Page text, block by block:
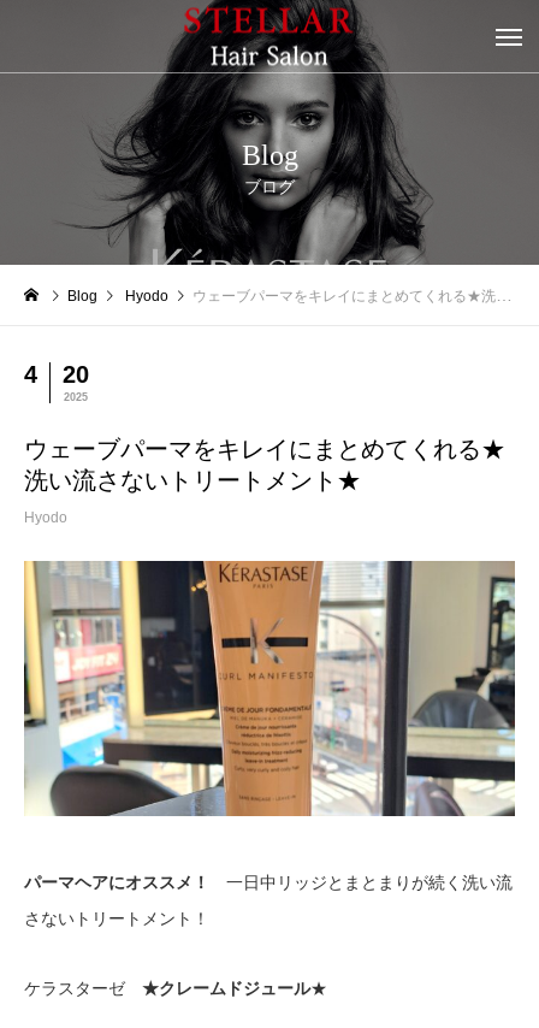
Blog
ブログ
Blog Hyodo ウェーブパーマをキレイにまとめてくれる★洗い流さないトリートメント★
4 20
2025
ウェーブパーマをキレイにまとめてくれる★
洗い流さないトリートメント★
Hyodo
パーマヘアにオススメ！
一日中リッジとまとまりが続く洗い流
さないトリートメント！
ケラスターゼ ★クレームドジュール★